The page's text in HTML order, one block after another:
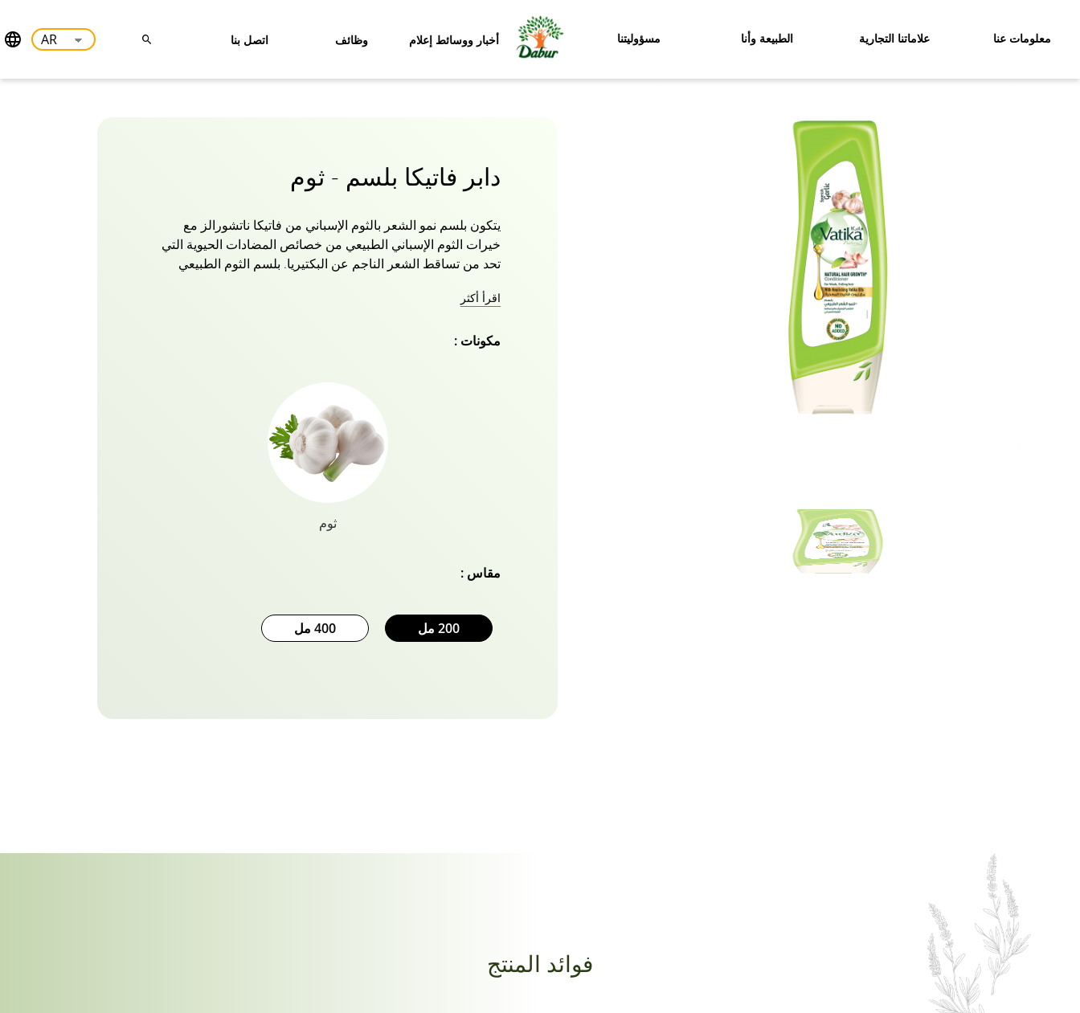
معلومات عنا علاماتنا التجارية الطبيعة وأنا مسؤوليتنا أخبار ووسائط إعلام وظائف اتصل بنا
دابر فاتيكا بلسم - ثوم
يتكون بلسم نمو الشعر بالثوم الإسباني من فاتيكا ناتشورالز مع
خيرات الثوم الإسباني الطبيعي من خصائص المضادات الحيوية التي
تحد من تساقط الشعر الناجم عن البكتيريا. بلسم الثوم الطبيعي
الأساسية ووصفته العشبية هو كل ما يحتاجه شعرك! وداعا لتساقط
ناتشورالز الذي يحفز البصيلات الخاملة على فروة رأسك ويعيد
اقرأ أكثر
مكونات :
ثوم
مقاس :
200 مل 400 مل
فوائد المنتج